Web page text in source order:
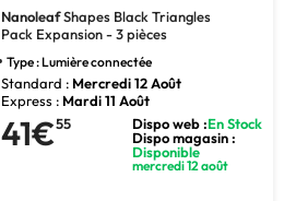
NanoleafShapes Black Triangles
Pack Expansion - 3 pièces
Type : Lumière connectée
Standard : Mercredi 12 Août
Express : Mardi 11 Août
41€55 Dispo web :En Stock
Dispo magasin :
Disponible
mercredi 12 août